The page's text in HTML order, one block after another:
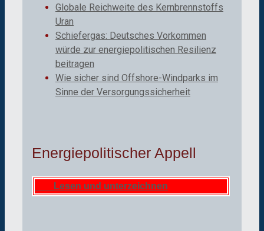
Globale Reichweite des Kernbrennstoffs
Uran
Schiefergas: Deutsches Vorkommen
würde zur energiepolitischen Resilienz
beitragen
Wie sicher sind Offshore-Windparks im
Sinne der Versorgungssicherheit
Energiepolitischer Appell
Lesen und unterzeichnen